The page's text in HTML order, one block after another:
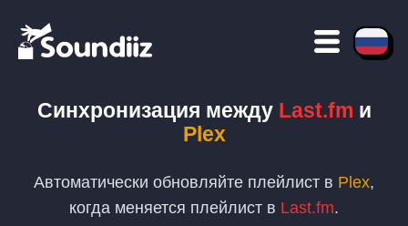
Синхронизация между Last.fm и
Plex
Автоматически обновляйте плейлист в Plex,
когда меняется плейлист в Last.fm.